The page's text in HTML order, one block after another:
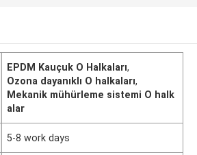
EPDM Kauçuk O Halkaları,
Ozona dayanıklı O halkaları,
Mekanik mühürleme sistemi O halk
alar
5-8 work days